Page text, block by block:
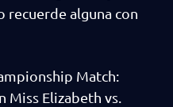
recuerde alguna con
Match:
Miss Elizabeth vs.